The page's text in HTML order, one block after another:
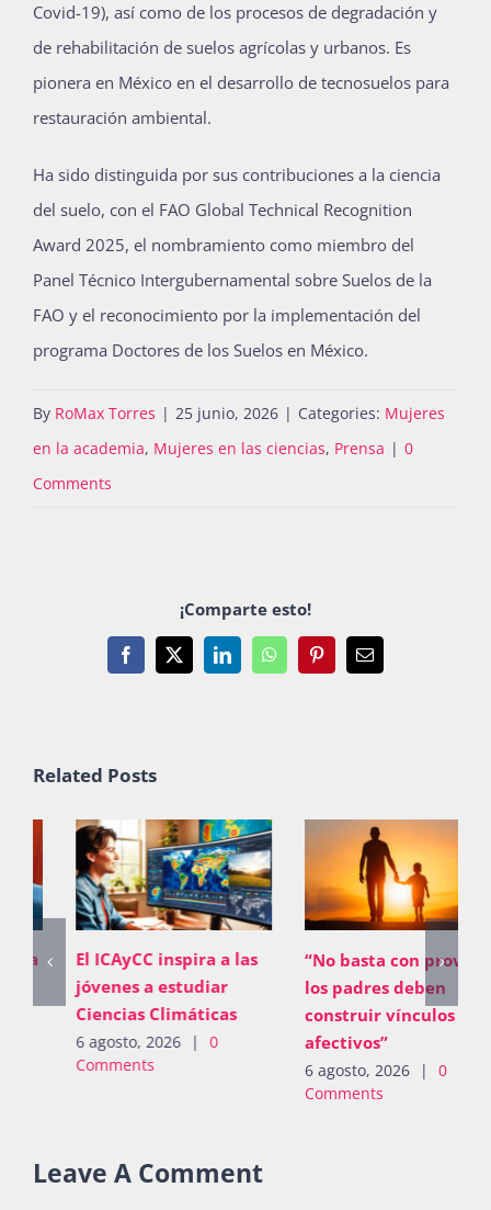
Covid-19), así como de los procesos de degradación y
de rehabilitación de suelos agrícolas y urbanos. Es
pionera en México en el desarrollo de tecnosuelos para
restauración ambiental.
Ha sido distinguida por sus contribuciones a la ciencia
del suelo, con el FAO Global Technical Recognition
Award 2025, el nombramiento como miembro del
Panel Técnico Intergubernamental sobre Suelos de la
FAO y el reconocimiento por la implementación del
programa Doctores de los Suelos en México.
By RoMax Torres | 25 junio, 2026 | Categories: Mujeres
en la academia, Mujeres en las ciencias, Prensa | 0
Comments
¡Comparte esto!
Facebook
X LinkedInWhatsAppPinterestEmail
Related Posts
El ICAyCC inspira a las
jóvenes a estudiar
Ciencias Climáticas
6 agosto, 2026 | 0
Comments
“No basta con proveer;
los padres deben
construir vínculos
afectivos”
6 agosto, 2026 | 0
Comments
Leave A Comment